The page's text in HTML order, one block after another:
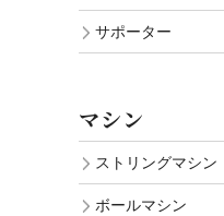
サポーター
マシン
ストリングマシン
ボールマシン